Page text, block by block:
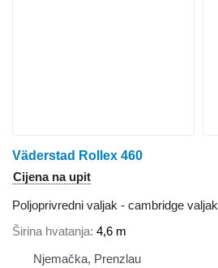
Väderstad Rollex 460
Cijena na upit
Poljoprivredni valjak - cambridge valjak
Širina hvatanja 4,6 m
Njemačka, Prenzlau